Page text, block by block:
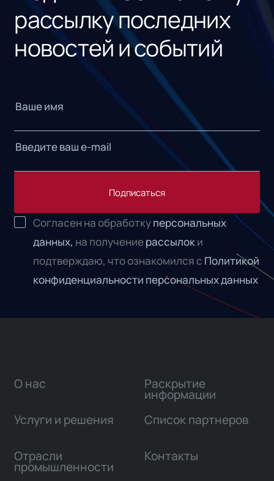
рассылку последних
новостей и событий
Подписаться
Согласен на обработкуперсональных
данных, на получениерассылоки
подтверждаю, что ознакомился с Политикой
конфиденциальности персональных данных
О нас
Услуги и решения
Отрасли
промышленности
Раскрытие
информации
Список партнеров
Контакты